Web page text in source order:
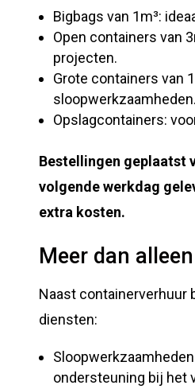
Bigbags van 1m³:
Open containers van
projecten.
Grote containers van
sloopwerkzaamheden.
Opslagcontainers:
Bestellingen geplaatst
volgende werkdag
extra kosten.
Meer dan
Naast containerverhuur
diensten:
ondersteuning bij het